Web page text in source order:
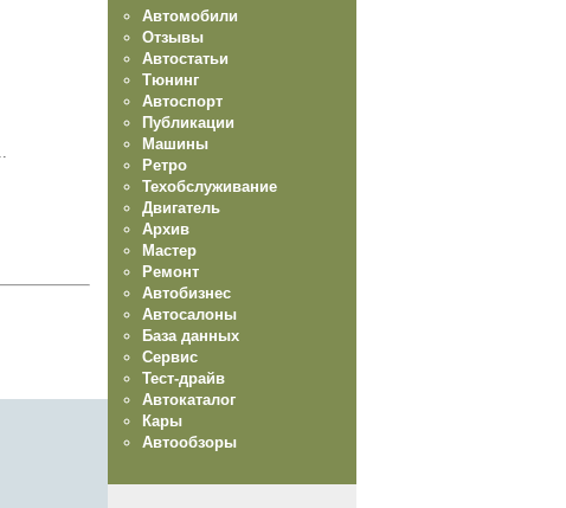
Автомобили
Отзывы
Автостатьи
Тюнинг
Автоспорт
Публикации
Машины
Ретро
Техобслуживание
Двигатель
Архив
Мастер
Ремонт
Автобизнес
Автосалоны
База данных
Сервис
Тест-драйв
Автокаталог
Кары
Автообзоры